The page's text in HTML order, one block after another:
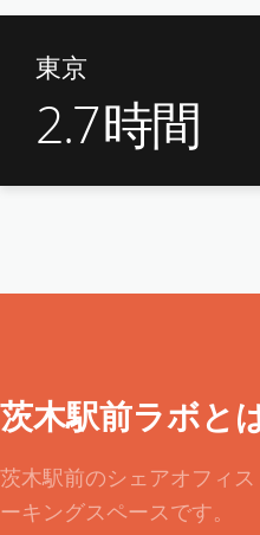
東京
2.7時間
茨木駅前ラボと
茨木駅前のシェアオフィ
ーキングスペースです。